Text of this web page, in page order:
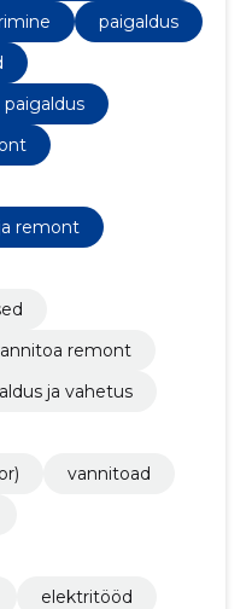
paigaldus
remont
remont
ja vahetus
vannitoad
elektritööd